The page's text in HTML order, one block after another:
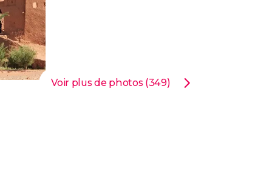
Voir plus de photos (349)